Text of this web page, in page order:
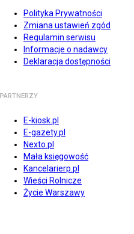
Polityka Prywatności
Zmiana ustawień zgód
Regulamin serwisu
Informacje o nadawcy
Deklaracja dostępności
PARTNERZY
E-kiosk.pl
E-gazety.pl
Nexto.pl
Mała księgowość
Kancelarierp.pl
Wieści Rolnicze
Życie Warszawy